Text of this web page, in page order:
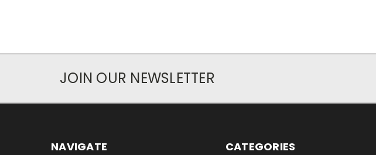
JOIN OUR NEWSLETTER
NAVIGATE CATEGORIES